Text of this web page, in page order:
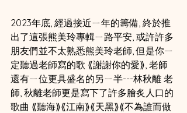
2023年底, 經過接近ㄧ年的籌備, 終於推
出了這張熊美玲專輯ㄧ路平安, 或許許多
朋友們並不太熟悉熊美玲老師, 但是你ㄧ
定聽過老師寫的歌 ⟪謝謝你的愛⟫, 老師
還有ㄧ位更具盛名的另ㄧ半---林秋離 老
師, 秋離老師更是寫下了許多膾炙人口的
歌曲 ⟪聽海⟫⟪江南⟫⟪天黑⟫⟪不為誰而做